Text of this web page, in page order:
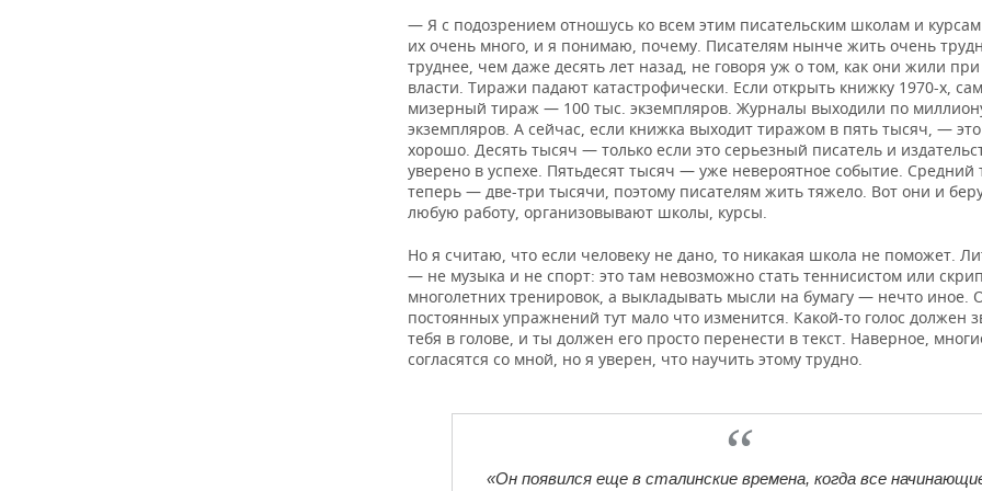
— Я с подозрением отношусь ко всем этим писательским школам и
их очень много, и я понимаю, почему. Писателям нынче жить очень
труднее, чем даже десять лет назад, не говоря уж о том, как они жили при
власти. Тиражи падают катастрофически. Если открыть книжку 1970-х,
мизерный тираж — 100 тыс. экземпляров. Журналы выходили по
экземпляров. А сейчас, если книжка выходит тиражом в пять тысяч, —
хорошо. Десять тысяч — только если это серьезный писатель и
уверено в успехе. Пятьдесят тысяч — уже невероятное событие. Средний
теперь — две-три тысячи, поэтому писателям жить тяжело. Вот они и
любую работу, организовывают школы, курсы.
Но я считаю, что если человеку не дано, то никакая школа не поможет.
— не музыка и не спорт: это там невозможно стать теннисистом или
многолетних тренировок, а выкладывать мысли на бумагу — нечто иное.
постоянных упражнений тут мало что изменится. Какой-то голос должен
тебя в голове, и ты должен его просто перенести в текст. Наверное,
согласятся со мной, но я уверен, что научить этому трудно.
«Он появился еще в сталинские времена, когда все